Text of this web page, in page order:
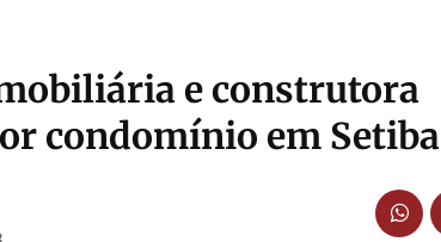
e construtora
condomínio em Setiba